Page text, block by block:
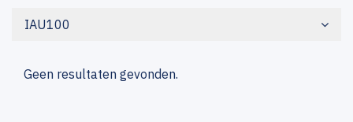
IAU100
Geen resultaten gevonden.